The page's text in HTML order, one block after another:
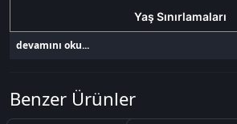
Yaş Sınırlamaları
devamını oku...
Benzer Ürünler